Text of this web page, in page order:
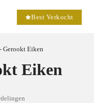
Best Verkocht
Gerookt Eiken
Eiken